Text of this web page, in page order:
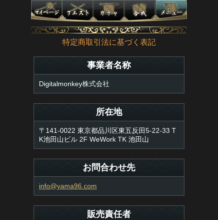
特定商取引法に基づく表記
事業者名称
Digitalmonkey株式会社
所在地
〒141-0022 東京都品川区東五反田5-22-33 T
K池田山ビル 2F WeWork TK 池田山
お問合わせ先
info@yama96.com
販売責任者